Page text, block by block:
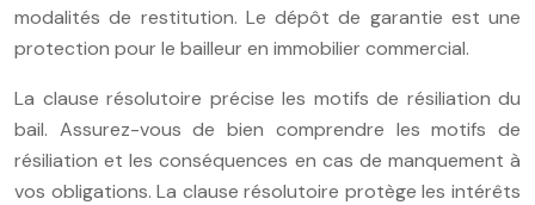
modalités de restitution. Le dépôt de garantie est une
protection pour le bailleur en immobilier commercial.
La clause résolutoire précise les motifs de résiliation du
bail. Assurez-vous de bien comprendre les motifs de
résiliation et les conséquences en cas de manquement à
vos obligations. La clause résolutoire protège les intérêts